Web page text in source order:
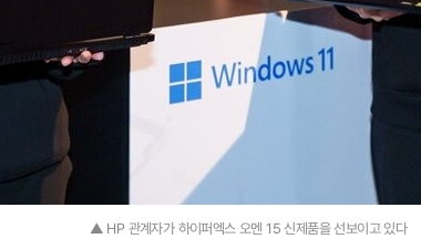
▲ HP 관계자가 하이퍼엑스 오멘 15 신제품을 선보이고 있다